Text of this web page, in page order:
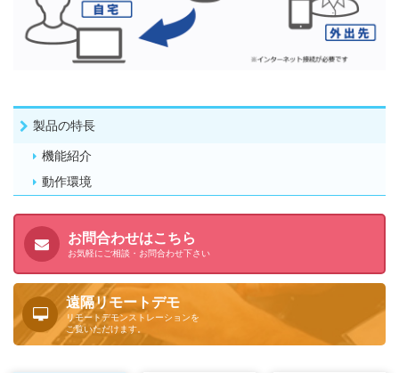
製品の特長
機能紹介
動作環境
お問合わせはこちら
お気軽にご相談・お問合わせ下さい
遠隔リモートデモ
リモートデモンストレーションを
ご覧いただけます。